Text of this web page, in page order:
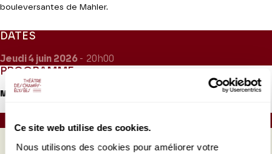
Ce site web utilise des cookies.
Nous utilisons des cookies pour améliorer votre
bouleversantes de Mahler.
DATES
Jeudi 4 juin 2026 - 20h00
PROGRAMME
Mahler Le Chant de la Terre
PROGRAMME DE SALLE